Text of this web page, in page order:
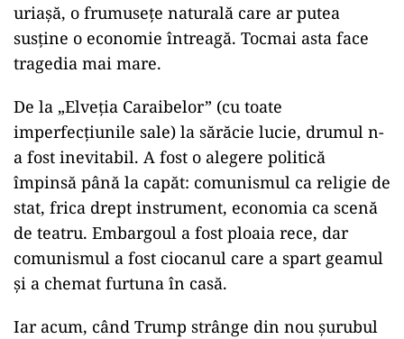
uriașă, o frumusețe naturală care ar putea
susține o economie întreagă. Tocmai asta face
tragedia mai mare.
De la „Elveția Caraibelor” (cu toate
imperfecțiunile sale) la sărăcie lucie, drumul n-
a fost inevitabil. A fost o alegere politică
împinsă până la capăt: comunismul ca religie de
stat, frica drept instrument, economia ca scenă
de teatru. Embargoul a fost ploaia rece, dar
comunismul a fost ciocanul care a spart geamul
și a chemat furtuna în casă.
Iar acum, când Trump strânge din nou șurubul